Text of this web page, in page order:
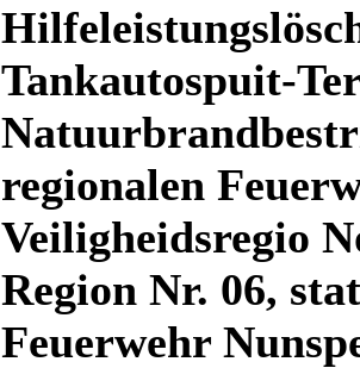
Tankautospuit-
regionalen
Veiligheidsregio
Region Nr. 06,
Feuerwehr